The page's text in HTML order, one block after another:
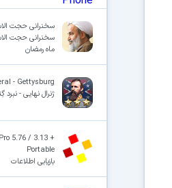
سخنرانی حجت
سخنرانی حجت
ماه رمضان
- Gettysburg
ژنرال نهایی - نبرد
5.76 / 3.13 +
Portable
بازیابی اطلاعات